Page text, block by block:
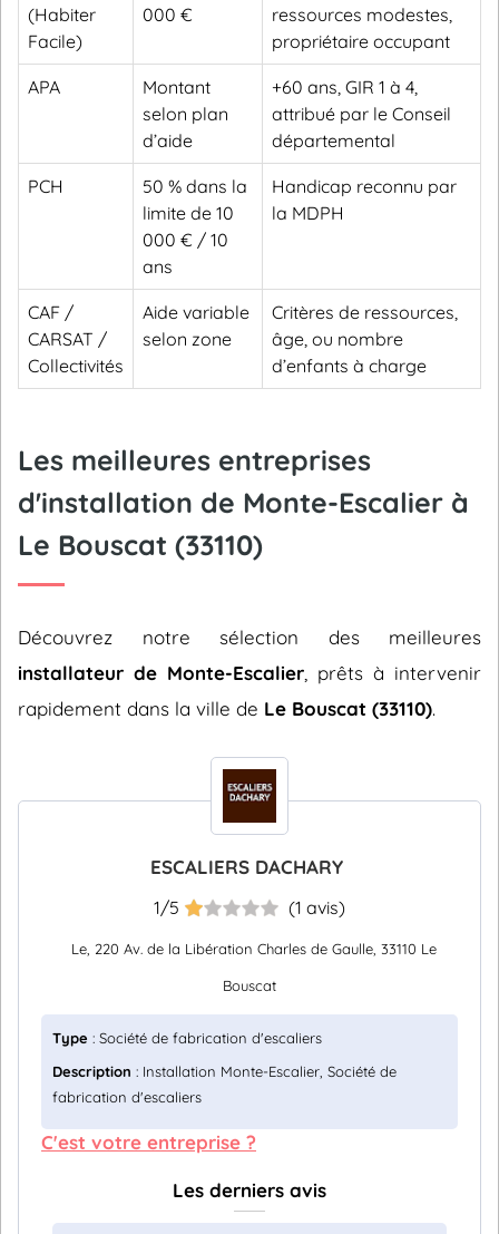
(Habiter
Facile)
000 €
ressources modestes,
propriétaire occupant
APA
Montant
selon plan
d’aide
+60 ans, GIR 1 à 4,
attribué par le Conseil
départemental
PCH
50 % dans la
limite de 10
000 € / 10
ans
Handicap reconnu par
la MDPH
CAF /
CARSAT /
Collectivités
Aide variable
selon zone
Critères de ressources,
âge, ou nombre
d’enfants à charge
Les meilleures entreprises
d'installation de Monte-Escalier à
Le Bouscat (33110)
Découvrez notre sélection des meilleures
installateur de Monte-Escalier , prêts à intervenir
rapidement dans la ville de Le Bouscat (33110).
ESCALIERS DACHARY
1/5 (1 avis)
Le, 220 Av. de la Libération Charles de Gaulle, 33110 Le
Bouscat
Type : Société de fabrication d'escaliers
Description : Installation Monte-Escalier, Société de
fabrication d'escaliers
C'est votre entreprise ?
Les derniers avis